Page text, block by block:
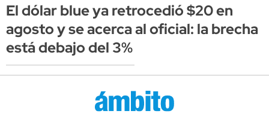
El dólar blue ya retrocedió $20 en
agosto y se acerca al oficial: la brecha
está debajo del 3%